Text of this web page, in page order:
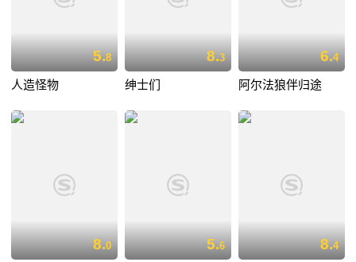
5.8
人造怪物
8.3
绅士们
6.4
阿尔法狼伴归途
8.0 5.6 8.4